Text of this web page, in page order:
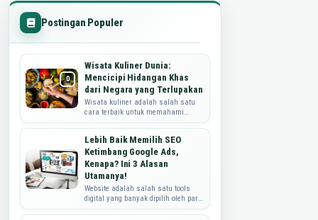
Postingan Populer
Wisata Kuliner Dunia:
Mencicipi Hidangan Khas
dari Negara yang Terlupakan
Wisata kuliner adalah salah satu
cara terbaik untuk memahami
budaya sebuah negara. Namun,
mengunjungi negara-...
Lebih Baik Memilih SEO
Ketimbang Google Ads,
Kenapa? Ini 3 Alasan
Utamanya!
Website adalah salah satu tools
digital yang banyak dipilih oleh para
pebisnis karena mampu